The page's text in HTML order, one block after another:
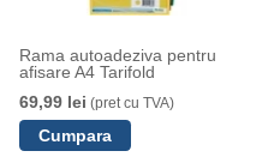
Rama autoadeziva pentru
afisare A4 Tarifold
69,99 lei (pret cu TVA)